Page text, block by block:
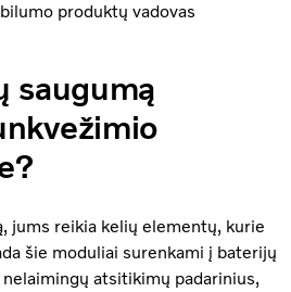
produktų vadovas
saugumą
jums reikia kelių elementų, kurie
šie moduliai surenkami į baterijų
atsitikimų padarinius,